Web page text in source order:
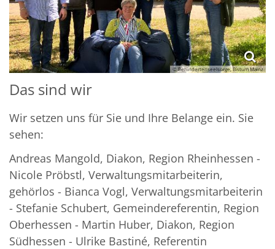
© Behindertenseelsorge, Bistum Mainz
Das sind wir
Wir setzen uns für Sie und Ihre Belange ein. Sie
sehen:
Andreas Mangold, Diakon, Region Rheinhessen -
Nicole Pröbstl, Verwaltungsmitarbeiterin,
gehörlos - Bianca Vogl, Verwaltungsmitarbeiterin
- Stefanie Schubert, Gemeindereferentin, Region
Oberhessen - Martin Huber, Diakon, Region
Südhessen - Ulrike Bastiné, Referentin